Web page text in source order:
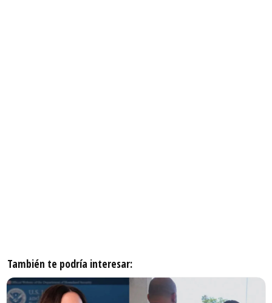
También te podría interesar: